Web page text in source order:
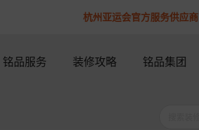
杭州亚运会官方服务供应商
铭品服务 装修攻略 铭品集团